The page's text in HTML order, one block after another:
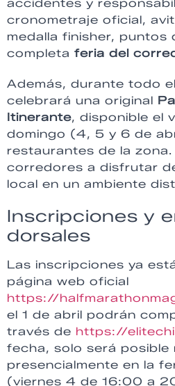
accidentes y
cronometraje oficial,
medalla finisher, puntos
completa feria del
Además, durante todo
celebrará una original
Itinerante, disponible el
domingo (4, 5 y 6 de
restaurantes de la
corredores a disfrutar
local en un ambiente
Inscripciones y
dorsales
Las inscripciones ya
página web oficial
https://
el 1 de abril podrán
través de https://
fecha, solo será posible
presencialmente en la
(viernes 4 de 16:00 a